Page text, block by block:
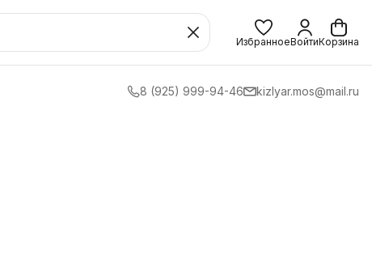
ИзбранноеВойтиКорзина
8 (925) 999-94-46 kizlyar.mos@mail.ru